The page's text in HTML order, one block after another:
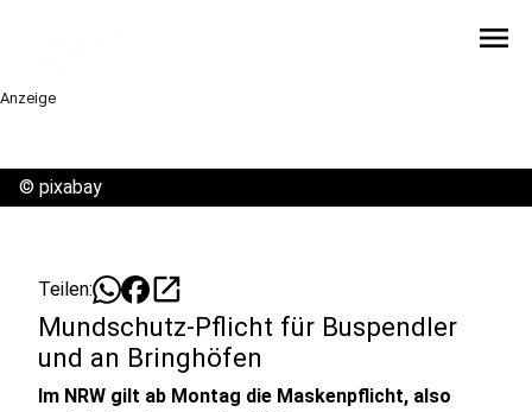
menu
Anzeige
© pixabay
Teilen: open_in_new
Mundschutz-Pflicht für Buspendler
und an Bringhöfen
Im NRW gilt ab Montag die Maskenpflicht, also